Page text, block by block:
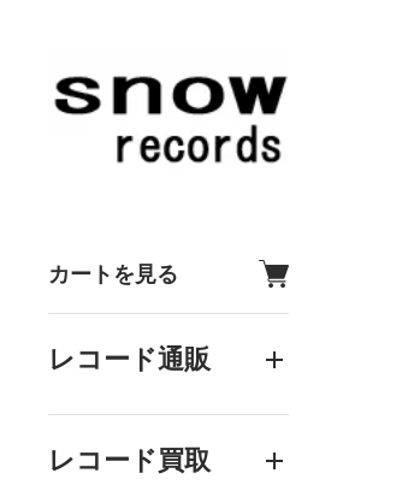
カートを見る
レコード通販
レコード買取